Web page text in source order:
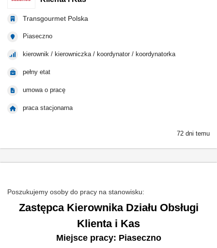
Transgourmet Polska
Piaseczno
kierownik / kierowniczka / koordynator / koordynatorka
pełny etat
umowa o pracę
praca stacjonarna
72 dni temu
Poszukujemy osoby do pracy na stanowisku:
Zastępca Kierownika Działu Obsługi
Klienta i Kas
Miejsce pracy: Piaseczno